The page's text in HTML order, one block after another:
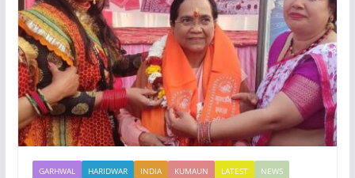
GARHWAL HARIDWAR INDIA KUMAUN LATEST
NEWS